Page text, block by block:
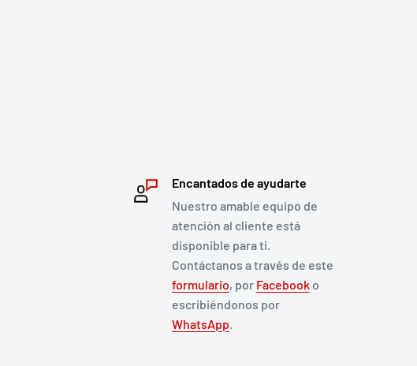
Encantados de ayudarte
Nuestro amable equipo de
atención al cliente está
disponible para ti.
Contáctanos a través de este
formulario, por Facebooko
escribiéndonos por
WhatsApp.